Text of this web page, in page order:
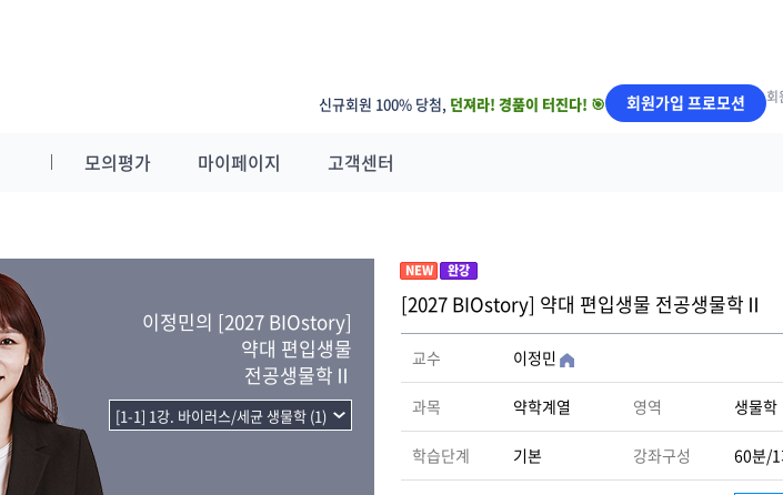
신규회원 100% 당첨, 던져라! 경품이 터진다! 🎯 회원가입 프로모션 회
모의평가 마이페이지 고객센터
이정민의 [2027 BIOstory]
약대 편입생물
전공생물학Ⅱ
NEW 완강
[2027 BIOstory] 약대 편입생물 전공생물학Ⅱ
교수 이정민
과목 약학계열 영역 생물학
학습단계 기본 강좌구성 60분/